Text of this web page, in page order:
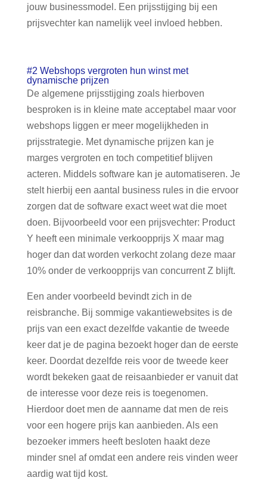
jouw businessmodel. Een prijsstijging bij een
prijsvechter kan namelijk veel invloed hebben.
#2 Webshops vergroten hun winst met
dynamische prijzen
De algemene prijsstijging zoals hierboven
besproken is in kleine mate acceptabel maar voor
webshops liggen er meer mogelijkheden in
prijsstrategie. Met dynamische prijzen kan je
marges vergroten en toch competitief blijven
acteren. Middels software kan je automatiseren. Je
stelt hierbij een aantal business rules in die ervoor
zorgen dat de software exact weet wat die moet
doen. Bijvoorbeeld voor een prijsvechter: Product
Y heeft een minimale verkoopprijs X maar mag
hoger dan dat worden verkocht zolang deze maar
10% onder de verkoopprijs van concurrent Z blijft.
Een ander voorbeeld bevindt zich in de
reisbranche. Bij sommige vakantiewebsites is de
prijs van een exact dezelfde vakantie de tweede
keer dat je de pagina bezoekt hoger dan de eerste
keer. Doordat dezelfde reis voor de tweede keer
wordt bekeken gaat de reisaanbieder er vanuit dat
de interesse voor deze reis is toegenomen.
Hierdoor doet men de aanname dat men de reis
voor een hogere prijs kan aanbieden. Als een
bezoeker immers heeft besloten haakt deze
minder snel af omdat een andere reis vinden weer
aardig wat tijd kost.